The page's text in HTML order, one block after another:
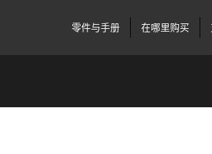
零件与手册 在哪里购买